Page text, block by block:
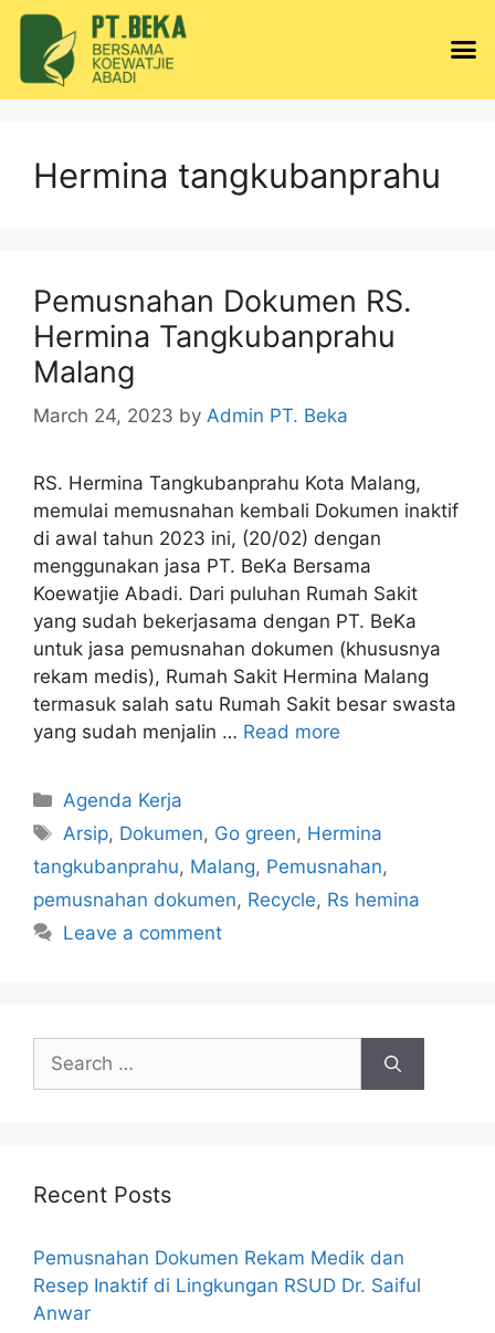
Hermina tangkubanprahu
Pemusnahan Dokumen RS.
Hermina Tangkubanprahu
Malang
March 24, 2023 by Admin PT. Beka
RS. Hermina Tangkubanprahu Kota Malang,
memulai memusnahan kembali Dokumen inaktif
di awal tahun 2023 ini, (20/02) dengan
menggunakan jasa PT. BeKa Bersama
Koewatjie Abadi. Dari puluhan Rumah Sakit
yang sudah bekerjasama dengan PT. BeKa
untuk jasa pemusnahan dokumen (khususnya
rekam medis), Rumah Sakit Hermina Malang
termasuk salah satu Rumah Sakit besar swasta
yang sudah menjalin … Read more
Agenda Kerja
Arsip, Dokumen, Go green, Hermina
tangkubanprahu, Malang, Pemusnahan,
pemusnahan dokumen, Recycle, Rs hemina
Leave a comment
Recent Posts
Pemusnahan Dokumen Rekam Medik dan
Resep Inaktif di Lingkungan RSUD Dr. Saiful
Anwar